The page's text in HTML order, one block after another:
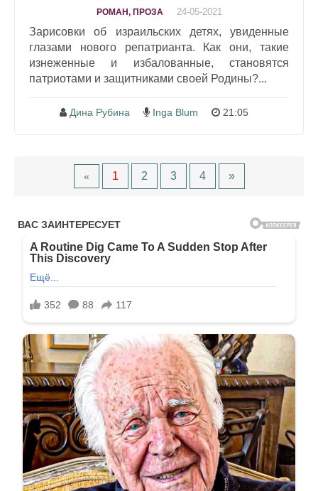
РОМАН, ПРОЗА 24-05-2021
Зарисовки об израильских детях, увиденные
глазами нового репатрианта. Как они, такие
изнеженные и избалованные, становятся
патриотами и защитниками своей Родины?...
Дина Рубина Inga Blum 21:05
« 1 2 3 4 »